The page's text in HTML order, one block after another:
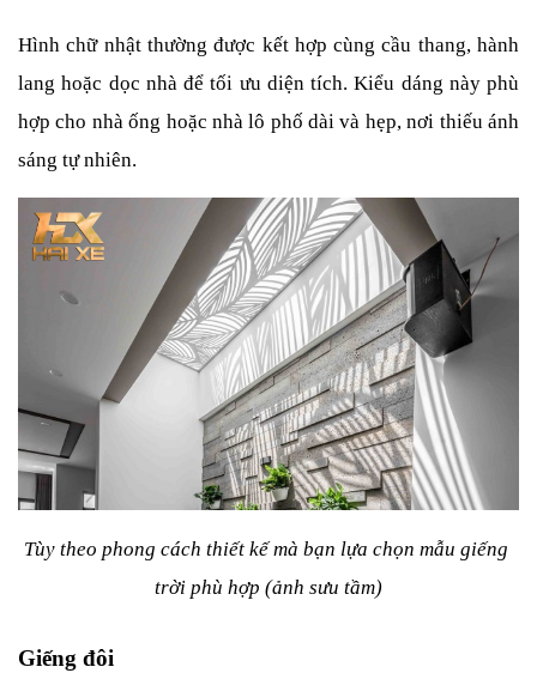
Hình chữ nhật thường được kết hợp cùng cầu thang, hành
lang hoặc dọc nhà để tối ưu diện tích. Kiểu dáng này phù
hợp cho nhà ống hoặc nhà lô phố dài và hẹp, nơi thiếu ánh
sáng tự nhiên.
Tùy theo phong cách thiết kế mà bạn lựa chọn mẫu giếng
trời phù hợp (ảnh sưu tầm)
Giếng đôi